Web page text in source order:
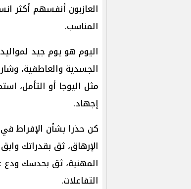
العازبون أنفسهم أكثر
المناسب.
اليوم هو يوم جيد
الجسدية والعاطفية،
مثل اليوجا أو التأمل،
إجهاد.
كن حذرا بشأن الإفراط
الإرهاق، ثق بقدراتك
المهنية، ثق بحدسك
التفاعلات.